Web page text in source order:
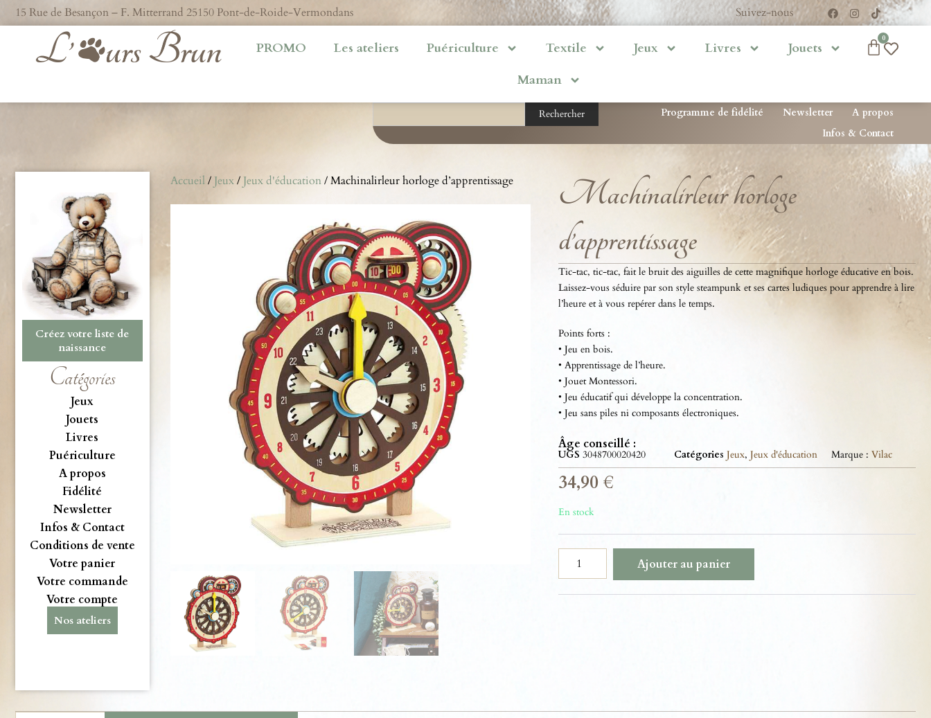
15 Rue de Besançon – F. Mitterrand 25150 Pont-de-Roide-Vermondans Suivez-nous
PROMO Les ateliers Puériculture Textile Jeux Livres
Jouets
Maman
0
Rechercher Programme de fidélité Newsletter
A propos
Infos & Contact
Créez votre liste de
naissance
Catégories
Jeux
Jouets
Livres
Puériculture
A propos
Fidélité
Newsletter
Infos & Contact
Conditions de vente
Votre panier
Votre commande
Votre compte
Nos ateliers
Accueil/ Jeux/ Jeux d'éducation/ Machinalirleur horloge d’apprentissage
Machinalirleur horloge
d’apprentissage
Tic-tac, tic-tac, fait le bruit des aiguilles de cette magnifique horloge éducative en bois.
Laissez-vous séduire par son style steampunk et ses cartes ludiques pour apprendre à lire
l’heure et à vous repérer dans le temps.
Points forts :
• Jeu en bois.
• Apprentissage de l’heure.
• Jouet Montessori.
• Jeu éducatif qui développe la concentration.
• Jeu sans piles ni composants électroniques.
Âge conseillé :
UGS 3048700020420 Catégories Jeux, Jeux d'éducation Marque :Vilac
34,90 €
En stock
Ajouter au panier